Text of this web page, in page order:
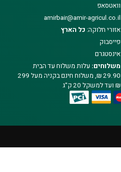
וואטסאפ
amirbair@amir-agricul.co.il
אזורי חלוקה: כל הארץ
פייסבוק
אינסטגרם
משלוחים: עלות משלוח עד הבית
29.90 ₪, משלוח חינם בקניה מעל 299
₪ ועד למשקל 20 ק"ג